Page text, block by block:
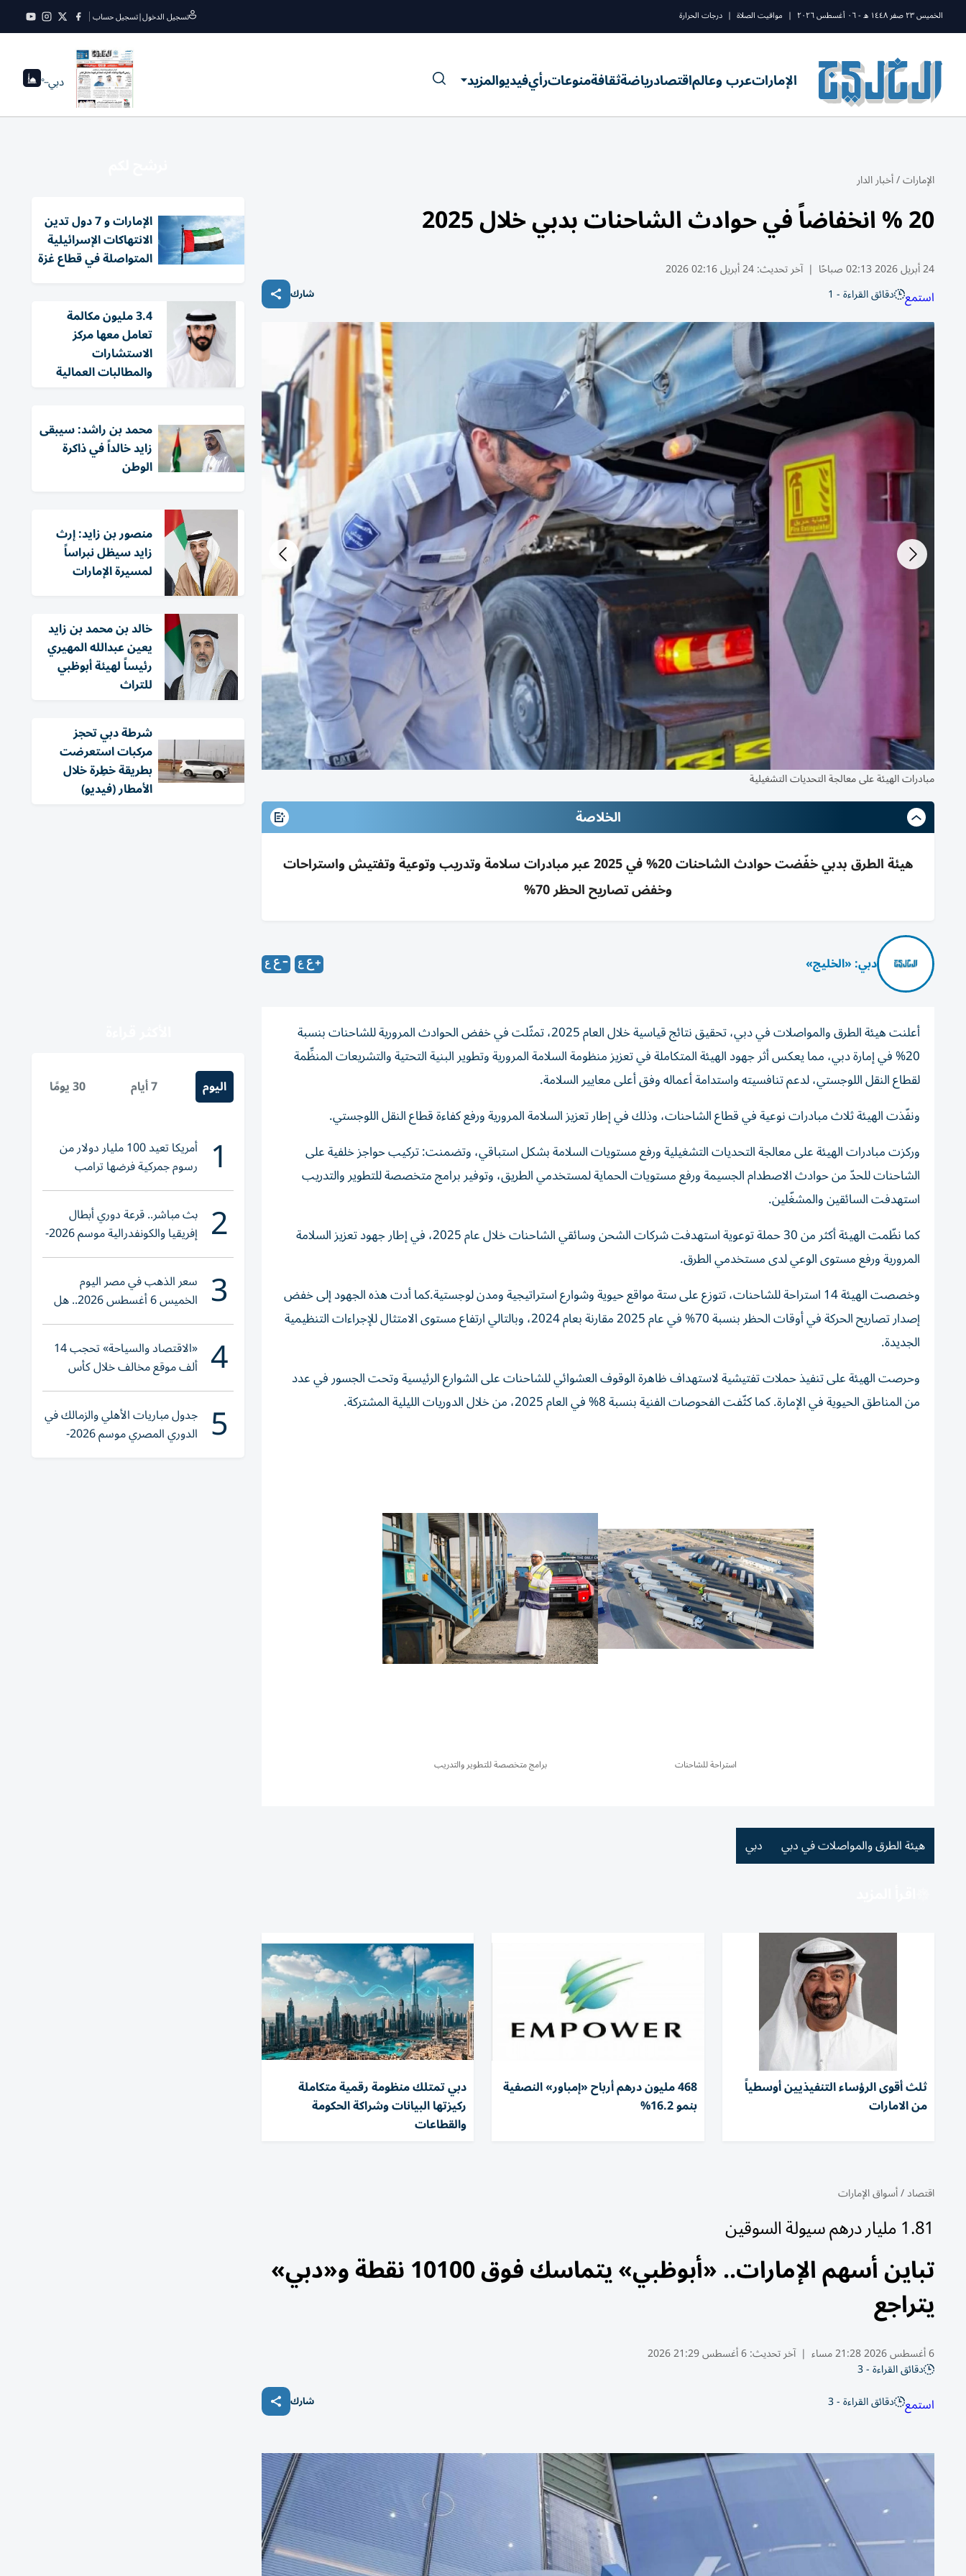
الخميس ٢٣ صفر ١٤٤٨ ه - ٠٦ أغسطس ٢٠٢٦ | مواقيت الصلاة | درجات الحرارة تسجيل الدخول|تسجيل حساب
الإماراتعرب وعالماقتصادرياضةثقافةمنوعاترأيفيديوالمزيد دبي--°
الإمارات/أخبار الدار
20 % انخفاضاً في حوادث الشاحنات بدبي خلال 2025
24 أبريل 2026 02:13 صباحًا | آخر تحديث:24 أبريل 02:16 2026
استمع دقائق القراءة - 1 شارك
تطبيق مبادرات نوعية لتعزيز السلامة
مبادرات الهيئة على معالجة التحديات التشغيلية
الخلاصة
هيئة الطرق بدبي خفّضت حوادث الشاحنات 20% في 2025 عبر مبادرات سلامة وتدريب وتوعية وتفتيش واستراحات
وخفض تصاريح الحظر 70%
دبي: «الخليج»
أعلنت هيئة الطرق والمواصلات في دبي، تحقيق نتائج قياسية خلال العام 2025، تمثّلت في خفض الحوادث المرورية للشاحنات بنسبة
20% في إمارة دبي، مما يعكس أثر جهود الهيئة المتكاملة في تعزيز منظومة السلامة المرورية وتطوير البنية التحتية والتشريعات المنظِّمة
لقطاع النقل اللوجستي، لدعم تنافسيته واستدامة أعماله وفق أعلى معايير السلامة.
ونفّذت الهيئة ثلاث مبادرات نوعية في قطاع الشاحنات، وذلك في إطار تعزيز السلامة المرورية ورفع كفاءة قطاع النقل اللوجستي.
وركزت مبادرات الهيئة على معالجة التحديات التشغيلية ورفع مستويات السلامة بشكل استباقي، وتضمنت: تركيب حواجز خلفية على
الشاحنات للحدّ من حوادث الاصطدام الجسيمة ورفع مستويات الحماية لمستخدمي الطريق، وتوفير برامج متخصصة للتطوير والتدريب
استهدفت السائقين والمشغّلين.
كما نظّمت الهيئة أكثر من 30 حملة توعوية استهدفت شركات الشحن وسائقي الشاحنات خلال عام 2025، في إطار جهود تعزيز السلامة
المرورية ورفع مستوى الوعي لدى مستخدمي الطرق.
وخصصت الهيئة 14 استراحة للشاحنات، تتوزع على ستة مواقع حيوية وشوارع استراتيجية ومدن لوجستية.كما أدت هذه الجهود إلى خفض
إصدار تصاريح الحركة في أوقات الحظر بنسبة 70% في عام 2025 مقارنة بعام 2024، وبالتالي ارتفاع مستوى الامتثال للإجراءات التنظيمية
الجديدة.
وحرصت الهيئة على تنفيذ حملات تفتيشية لاستهداف ظاهرة الوقوف العشوائي للشاحنات على الشوارع الرئيسية وتحت الجسور في عدد
من المناطق الحيوية في الإمارة. كما كثّفت الفحوصات الفنية بنسبة 8% في العام 2025، من خلال الدوريات الليلية المشتركة.
استراحة للشاحنات برامج متخصصة للتطوير والتدريب
هيئة الطرق والمواصلات في دبي دبي
ثلث أقوى الرؤساء التنفيذيين أوسطياً
من الامارات
468 مليون درهم أرباح «إمباور» النصفية
بنمو 16.2%
دبي تمتلك منظومة رقمية متكاملة
ركيزتها البيانات وشراكة الحكومة
والقطاعات
اقتصاد/أسواق الإمارات
1.81 مليار درهم سيولة السوقين
تباين أسهم الإمارات.. «أبوظبي» يتماسك فوق 10100 نقطة و«دبي»
يتراجع
6 أغسطس 2026 21:28 مساء | آخر تحديث:6 أغسطس 21:29 2026
دقائق القراءة - 3
استمع دقائق القراءة - 3 شارك
الإمارات و 7 دول تدين
الانتهاكات الإسرائيلية
المتواصلة في قطاع غزة
3.4 مليون مكالمة
تعامل معها مركز
الاستشارات
والمطالبات العمالية
محمد بن راشد: سيبقى
زايد خالداً في ذاكرة
الوطن
منصور بن زايد: إرث
زايد سيظل نبراساً
لمسيرة الإمارات
خالد بن محمد بن زايد
يعين عبدالله المهيري
رئيساً لهيئة أبوظبي
للتراث
شرطة دبي تحجز
مركبات استعرضت
بطريقة خطِرة خلال
الأمطار (فيديو)
اليوم 7 أيام 30 يومًا
1 أمريكا تعيد 100 مليار دولار من
رسوم جمركية فرضها ترامب
2 بث مباشر.. قرعة دوري أبطال
إفريقيا والكونفدرالية موسم 2026-
2027
3 سعر الذهب في مصر اليوم
الخميس 6 أغسطس 2026.. هل
تنوي الشراء؟
4 «الاقتصاد والسياحة» تحجب 14
ألف موقع مخالف خلال كأس
العالم 2026
5 جدول مباريات الأهلي والزمالك في
الدوري المصري موسم 2026-